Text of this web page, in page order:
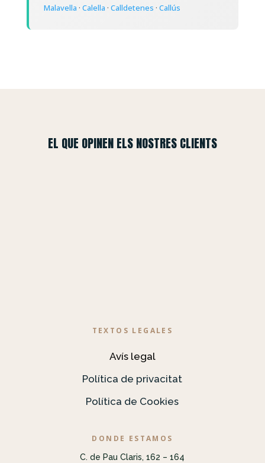
Malavella · Calella · Calldetenes · Callús
EL QUE OPINEN ELS NOSTRES CLIENTS
TEXTOS LEGALES
Avís legal
Política de privacitat
Política de Cookies
DONDE ESTAMOS
C. de Pau Claris, 162 – 164